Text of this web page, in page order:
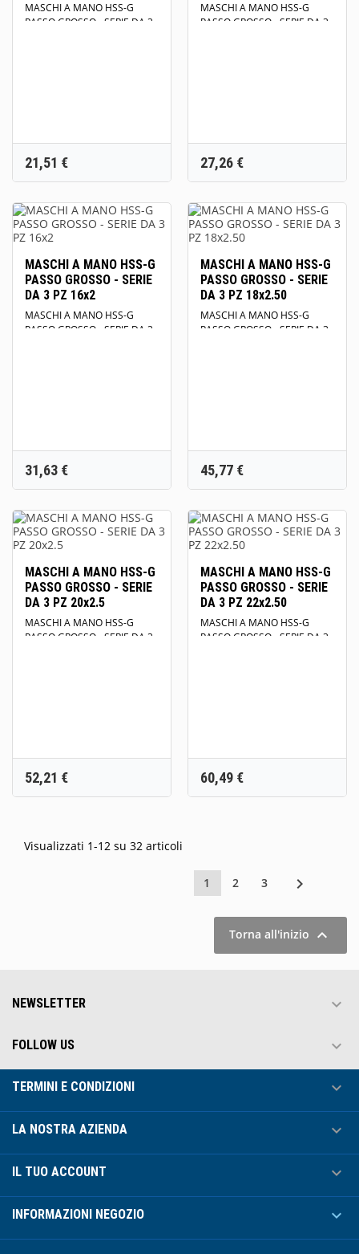
MASCHI A MANO HSS-G
PASSO GROSSO - SERIE DA 3
Prezzo
21,51 €
MASCHI A MANO HSS-G
PASSO GROSSO - SERIE DA 3
Prezzo
27,26 €
MASCHI A MANO HSS-G
PASSO GROSSO - SERIE
DA 3 PZ 16x2
MASCHI A MANO HSS-G
PASSO GROSSO - SERIE DA 3
Prezzo
31,63 €
MASCHI A MANO HSS-G
PASSO GROSSO - SERIE
DA 3 PZ 18x2.50
MASCHI A MANO HSS-G
PASSO GROSSO - SERIE DA 3
Prezzo
45,77 €
MASCHI A MANO HSS-G
PASSO GROSSO - SERIE
DA 3 PZ 20x2.5
MASCHI A MANO HSS-G
PASSO GROSSO - SERIE DA 3
Prezzo
52,21 €
MASCHI A MANO HSS-G
PASSO GROSSO - SERIE
DA 3 PZ 22x2.50
MASCHI A MANO HSS-G
PASSO GROSSO - SERIE DA 3
Prezzo
60,49 €
Visualizzati 1-12 su 32 articoli
1 2 3 
Torna all'inizio 
NEWSLETTER 
FOLLOW US 
TERMINI E CONDIZIONI 
LA NOSTRA AZIENDA 
IL TUO ACCOUNT 
INFORMAZIONI NEGOZIO 